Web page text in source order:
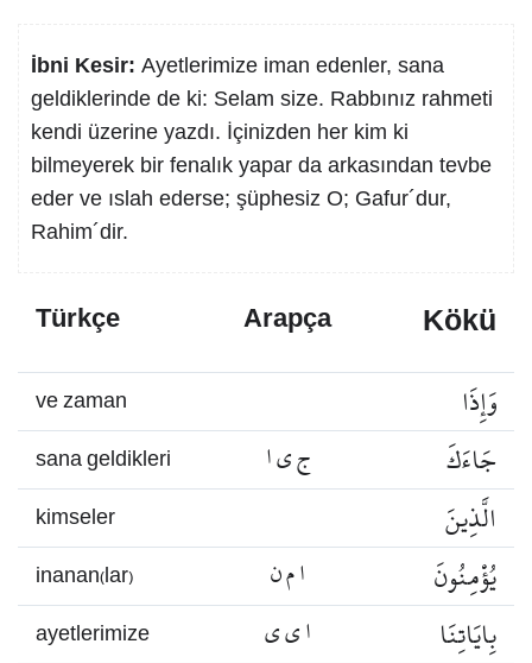
İbni Kesir: Ayetlerimize iman edenler, sana
geldiklerinde de ki: Selam size. Rabbınız rahmeti
kendi üzerine yazdı. İçinizden her kim ki
bilmeyerek bir fenalık yapar da arkasından tevbe
eder ve ıslah ederse; şüphesiz O; Gafur´dur,
Rahim´dir.
Türkçe Arapça Kökü
ve zaman وَإِذَا
sana geldikleri ج ي ا جَاءَكَ
kimseler الَّذِينَ
inanan(lar) ا م ن يُؤْمِنُونَ
ayetlerimize ا ي ي بِايَاتِنَا